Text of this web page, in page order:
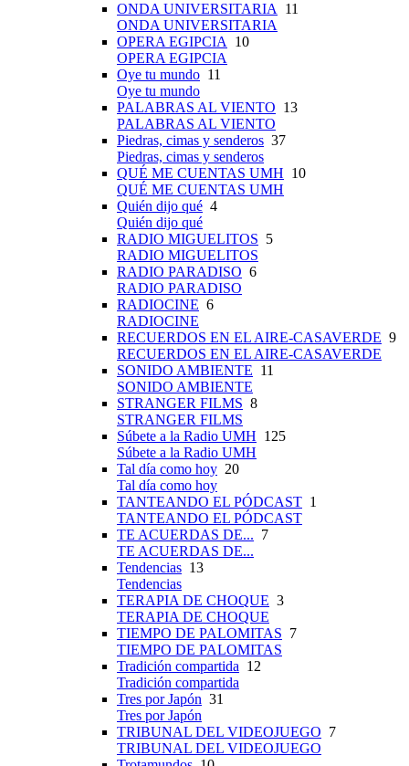
ONDA UNIVERSITARIA 11
ONDA UNIVERSITARIA
OPERA EGIPCIA 10
OPERA EGIPCIA
Oye tu mundo 11
Oye tu mundo
PALABRAS AL VIENTO 13
PALABRAS AL VIENTO
Piedras, cimas y senderos 37
Piedras, cimas y senderos
QUÉ ME CUENTAS UMH 10
QUÉ ME CUENTAS UMH
Quién dijo qué 4
Quién dijo qué
RADIO MIGUELITOS 5
RADIO MIGUELITOS
RADIO PARADISO 6
RADIO PARADISO
RADIOCINE 6
RADIOCINE
RECUERDOS EN EL AIRE-CASAVERDE 9
RECUERDOS EN EL AIRE-CASAVERDE
SONIDO AMBIENTE 11
SONIDO AMBIENTE
STRANGER FILMS 8
STRANGER FILMS
Súbete a la Radio UMH 125
Súbete a la Radio UMH
Tal día como hoy 20
Tal día como hoy
TANTEANDO EL PÓDCAST 1
TANTEANDO EL PÓDCAST
TE ACUERDAS DE... 7
TE ACUERDAS DE...
Tendencias 13
Tendencias
TERAPIA DE CHOQUE 3
TERAPIA DE CHOQUE
TIEMPO DE PALOMITAS 7
TIEMPO DE PALOMITAS
Tradición compartida 12
Tradición compartida
Tres por Japón 31
Tres por Japón
TRIBUNAL DEL VIDEOJUEGO 7
TRIBUNAL DEL VIDEOJUEGO